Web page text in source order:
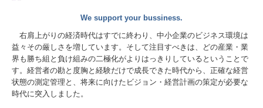
個人情報保護方針
交通案内
お知らせ
We support your bussiness.
右肩上がりの経済時代はすでに終わり、中小企業のビジネス環境は
益々その厳しさを増しています。そして注目すべきは、どの産業・業
界も勝ち組と負け組みの二極化がよりはっきりしているということで
す。経営者の勘と度胸と経験だけで成長できた時代から、正確な経営
状態の測定管理と、将来に向けたビジョン・経営計画の策定が必要な
時代に突入しました。